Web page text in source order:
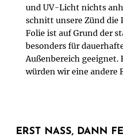
und UV-Licht nichts
schnitt unsere Zünd die
Folie ist auf Grund der
besonders für
Außenbereich geeignet.
würden wir eine andere
ERST NASS, DANN